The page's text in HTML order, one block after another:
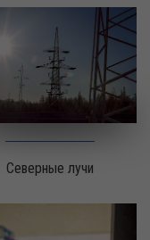
Северные лучи